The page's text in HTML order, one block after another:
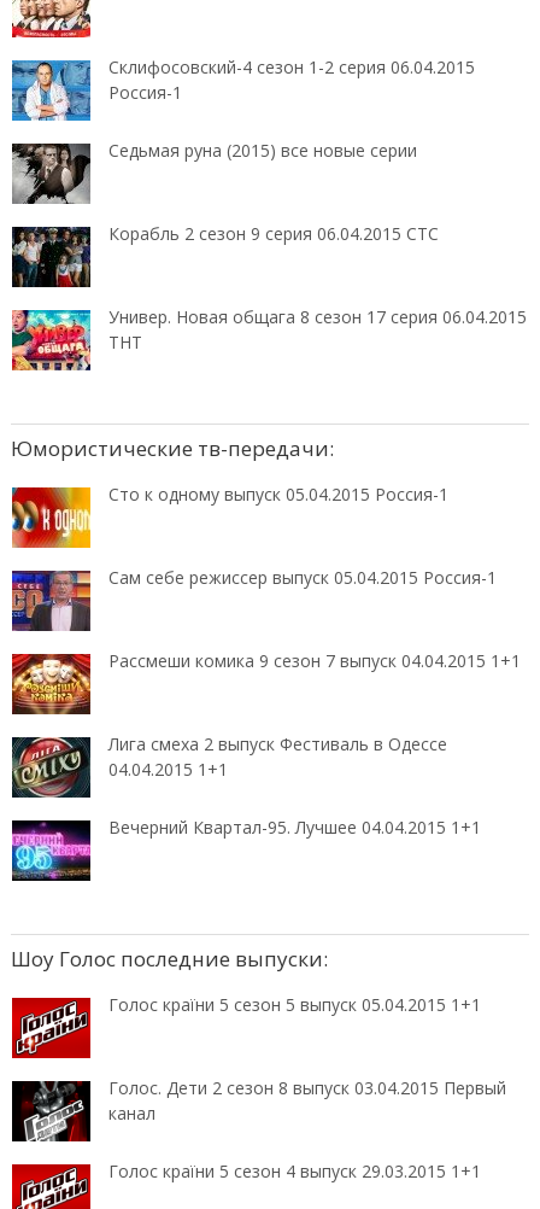
Склифосовский-4 сезон 1-2 серия 06.04.2015
Россия-1
Седьмая руна (2015) все новые серии
Корабль 2 сезон 9 серия 06.04.2015 СТС
Универ. Новая общага 8 сезон 17 серия 06.04.2015
ТНТ
Юмористические тв-передачи:
Сто к одному выпуск 05.04.2015 Россия-1
Сам себе режиссер выпуск 05.04.2015 Россия-1
Рассмеши комика 9 сезон 7 выпуск 04.04.2015 1+1
Лига смеха 2 выпуск Фестиваль в Одессе
04.04.2015 1+1
Вечерний Квартал-95. Лучшее 04.04.2015 1+1
Шоу Голос последние выпуски:
Голос країни 5 сезон 5 выпуск 05.04.2015 1+1
Голос. Дети 2 сезон 8 выпуск 03.04.2015 Первый
канал
Голос країни 5 сезон 4 выпуск 29.03.2015 1+1